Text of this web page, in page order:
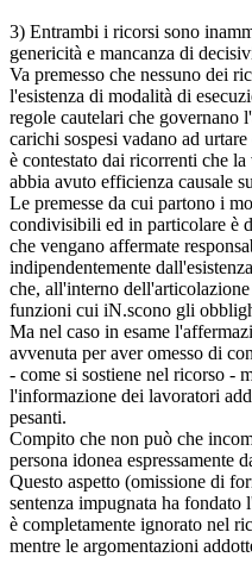
3) Entrambi i ricorsi sono
genericità e mancanza di
Va premesso che nessuno dei
l'esistenza di modalità di
regole cautelari che governano
carichi sospesi vadano ad
è contestato dai ricorrenti che
abbia avuto efficienza causale
Le premesse da cui partono i
condivisibili ed in particolare è
che vengano affermate
indipendentemente
che, all'interno
funzioni cui iN.scono gli
Ma nel caso in esame
avvenuta per aver omesso di
- come si sostiene nel ricorso -
l'informazione dei lavoratori
pesanti.
Compito che non può che
persona idonea espressamente
Questo aspetto (omissione di
sentenza impugnata ha
è completamente ignorato nel
mentre le argomentazioni